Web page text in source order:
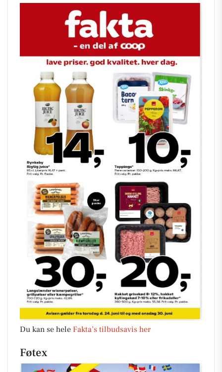
Du kan se hele Fakta’s tilbudsavis her
Føtex